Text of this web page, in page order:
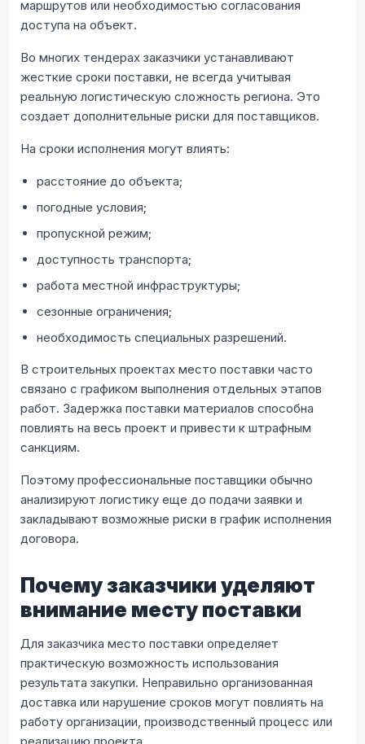
маршрутов или необходимостью согласования
доступа на объект.
Во многих тендерах заказчики устанавливают
жесткие сроки поставки, не всегда учитывая
реальную логистическую сложность региона. Это
создает дополнительные риски для поставщиков.
На сроки исполнения могут влиять:
расстояние до объекта;
погодные условия;
пропускной режим;
доступность транспорта;
работа местной инфраструктуры;
сезонные ограничения;
необходимость специальных разрешений.
В строительных проектах место поставки часто
связано с графиком выполнения отдельных этапов
работ. Задержка поставки материалов способна
повлиять на весь проект и привести к штрафным
санкциям.
Поэтому профессиональные поставщики обычно
анализируют логистику еще до подачи заявки и
закладывают возможные риски в график исполнения
договора.
Почему заказчики уделяют
внимание месту поставки
Для заказчика место поставки определяет
практическую возможность использования
результата закупки. Неправильно организованная
доставка или нарушение сроков могут повлиять на
работу организации, производственный процесс или